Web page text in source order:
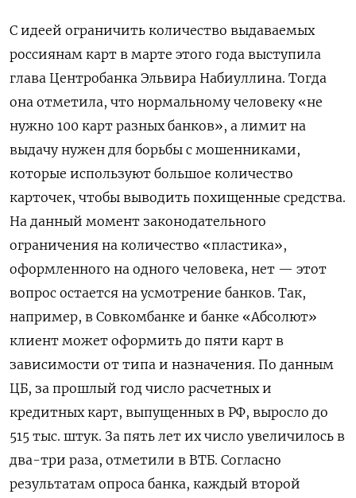
С идеей ограничить количество выдаваемых
россиянам карт в марте этого года выступила
глава Центробанка Эльвира Набиуллина. Тогда
она отметила, что нормальному человеку «не
нужно 100 карт разных банков», а лимит на
выдачу нужен для борьбы с мошенниками,
которые используют большое количество
карточек, чтобы выводить похищенные средства.
На данный момент законодательного
ограничения на количество «пластика»,
оформленного на одного человека, нет — этот
вопрос остается на усмотрение банков. Так,
например, в Совкомбанке и банке «Абсолют»
клиент может оформить до пяти карт в
зависимости от типа и назначения. По данным
ЦБ, за прошлый год число расчетных и
кредитных карт, выпущенных в РФ, выросло до
515 тыс. штук. За пять лет их число увеличилось в
два-три раза, отметили в ВТБ. Согласно
результатам опроса банка, каждый второй